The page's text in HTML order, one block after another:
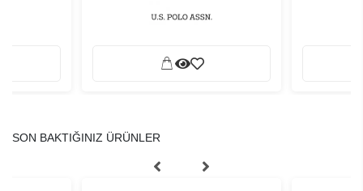
SON BAKTIĞINIZ ÜRÜNLER